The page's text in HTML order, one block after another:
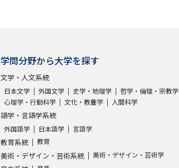
学問分野から大学を探す
文学・人文系統
日本文学 外国文学 史学・地理学
哲学・倫理・宗教学
心理学・行動科学
文化・教養学 人間科学
語学・言語学系統
外国語学 日本語学 言語学
教育系統 教育
美術・デザイン・芸術系統 美術・デザイン・芸術学